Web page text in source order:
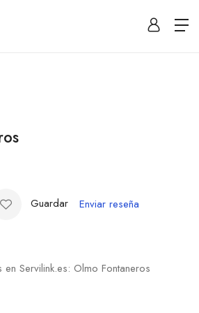
Guardar Enviar reseña
Servilink.es: Olmo Fontaneros